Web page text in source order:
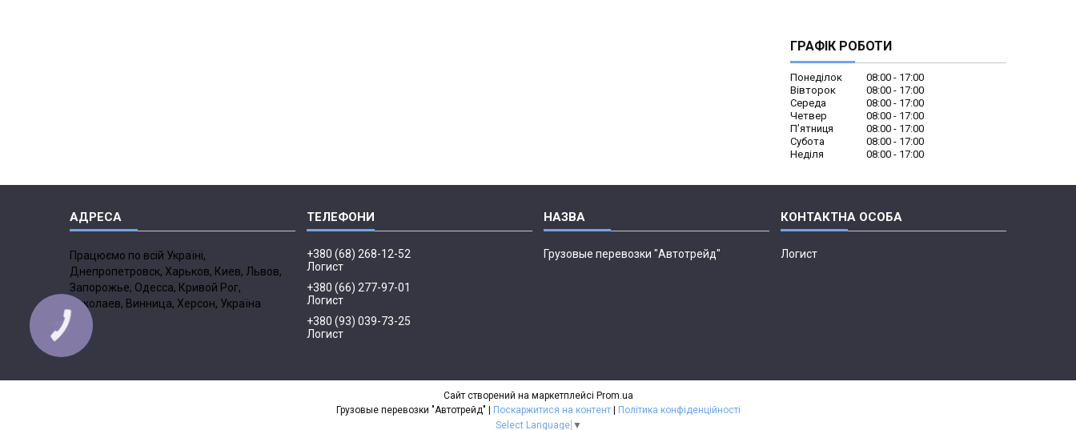
ГРАФІК РОБОТИ
Понеділок 08:00
17:00
Вівторок
08:00
17:00
Середа
08:00
17:00
Четвер
08:00
17:00
Пʼятниця
08:00
17:00
Субота
08:00
17:00
Неділя
08:00 17:00
Працюємо по всій Україні,
Днепропетровск, Харьков, Киев, Львов,
Запорожье, Одесса, Кривой Рог,
Николаев, Винница, Херсон, Україна
+380 (68) 268-12-52
Логист
+380 (66) 277-97-01
Логист
+380 (93) 039-73-25
Логист
Грузовые перевозки "Автотрейд" Логист
Сайт створений на маркетплейсі Prom.ua
Поскаржитися на контент
Політика конфіденційності
Select Language ▼